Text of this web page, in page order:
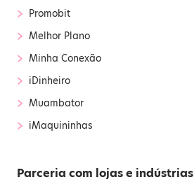
› Promobit
› Melhor Plano
› Minha Conexão
› iDinheiro
› Muambator
› iMaquininhas
Parceria com lojas e indústrias